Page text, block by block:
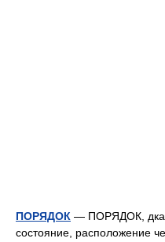
ПОРЯДОК — ПОРЯДОК, дка,
состояние, расположение